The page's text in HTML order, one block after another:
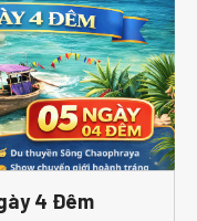
4 Đêm